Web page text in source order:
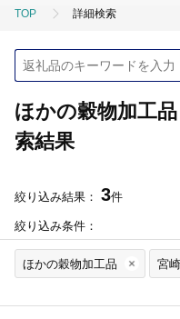
TOP 詳細検索
ほかの穀物加工
索結果
絞り込み結果： 3件
絞り込み条件：
ほかの穀物加工品 宮